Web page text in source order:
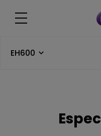
EH600